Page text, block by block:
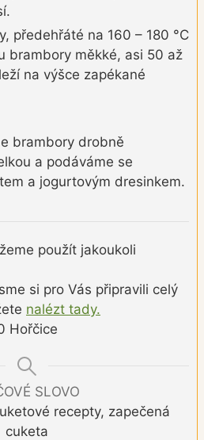
předehřáté na 160 – 180 °C
brambory měkké, asi 50 až
na výšce zapékané
brambory drobně
a podáváme se
a jogurtovým dresinkem.
použít jakoukoli
si pro Vás připravili celý
nalézt tady.
Hořčice
SLOVO
recepty, zapečená
cuketa